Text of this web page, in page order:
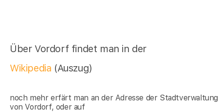
Über Vordorf findet man in der
Wikipedia (Auszug)
noch mehr erfärt man an der Adresse der Stadtverwaltung
von Vordorf, oder auf